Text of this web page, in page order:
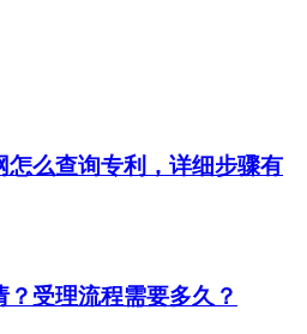
怎么查询专利，详细步骤有
？受理流程需要多久？